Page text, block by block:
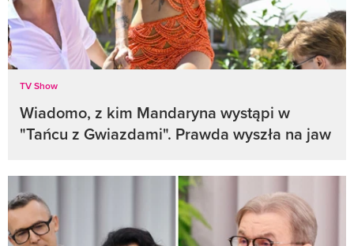
TV Show
Wiadomo, z kim Mandaryna wystąpi w
"Tańcu z Gwiazdami". Prawda wyszła na jaw